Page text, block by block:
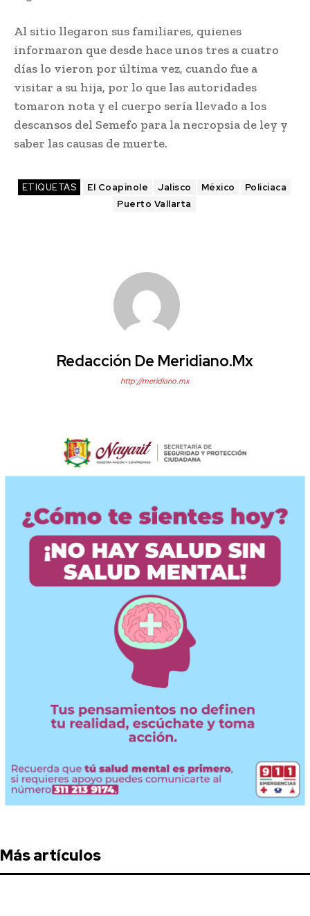
Al sitio llegaron sus familiares, quienes
informaron que desde hace unos tres a cuatro
días lo vieron por última vez, cuando fue a
visitar a su hija, por lo que las autoridades
tomaron nota y el cuerpo sería llevado a los
descansos del Semefo para la necropsia de ley y
saber las causas de muerte.
ETIQUETAS El Coapinole Jalisco México
Policiaca
Puerto Vallarta
Redacción De Meridiano.mx
http://meridiano.mx
Más artículos